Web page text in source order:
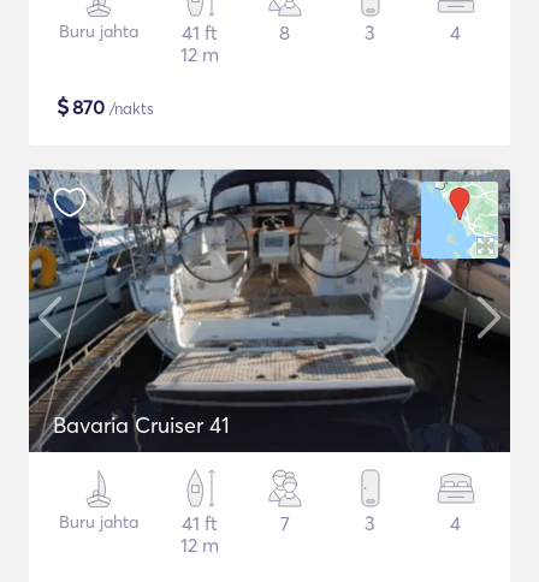
Buru jahta
41 ft
12 m
8 3 4
$870 /nakts
Bavaria Cruiser 41
Buru jahta
41 ft
12 m
7 3 4